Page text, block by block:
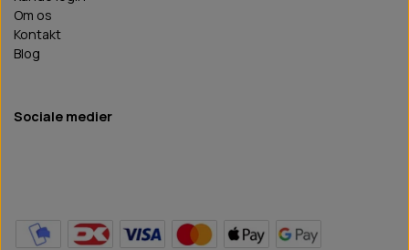
Om os
Kontakt
Blog
Sociale medier